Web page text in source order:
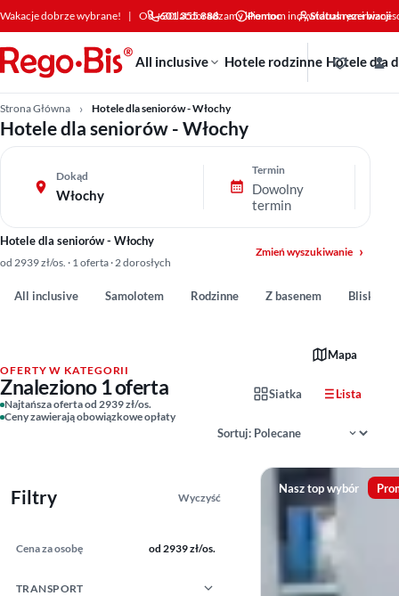
Przejdź do treści
Wakacje dobrze wybrane! | Od +30 lat doradzamy klientom indywidualnym i
601 355 888 Pomoc Status rezerwacji
All inclusive Hotele rodzinne Hotele dla
Strona Główna Hotele dla seniorów - Włochy
Hotele dla seniorów - Włochy
Dokąd
Włochy
Termin
Dowolny
termin
Hotele dla seniorów - Włochy
od 2939 zł/os. · 1 oferta · 2 dorosłych
Zmień wyszukiwanie
All inclusive Samolotem Rodzinne Z basenem Blisko
OFERTY W KATEGORII
Znaleziono 1 oferta
Najtańsza oferta od 2939 zł/os.
Ceny zawierają obowiązkowe opłaty
Mapa
Siatka Lista
Filtry Wyczyść
Cena za osobę od 2939 zł/os.
TRANSPORT
Nasz top wybór